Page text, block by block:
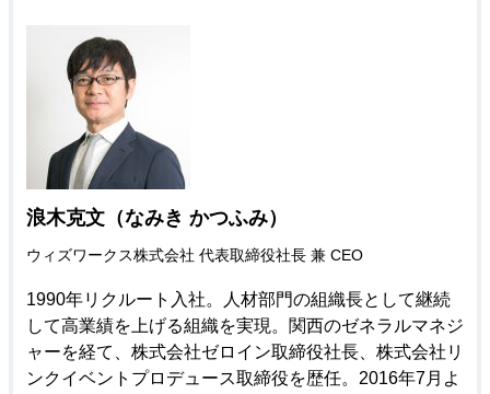
浪木克文（なみき かつふみ）
ウィズワークス株式会社 代表取締役社長 兼 CEO
1990年リクルート入社。人材部門の組織長として継続
して高業績を上げる組織を実現。関西のゼネラルマネジ
ャーを経て、株式会社ゼロイン取締役社長、株式会社リ
ンクイベントプロデュース取締役を歴任。2016年7月よ